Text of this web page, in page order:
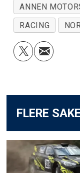
ANNEN
RACING
FLERE